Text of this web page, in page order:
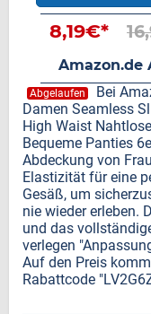
8,19€*
Amazon.de
Abgelaufen
Bei
Damen Seamless
High Waist
Bequeme Panties
Abdeckung von
Elastizität für eine
Gesäß, um
nie wieder erleben.
und das
verlegen
Auf den Preis
Rabattcode